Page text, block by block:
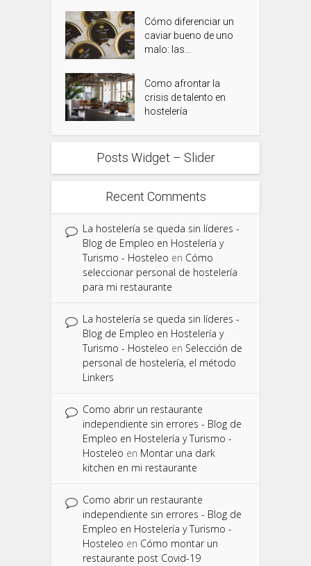
Cómo diferenciar un
caviar bueno de uno
malo: las...
Como afrontar la
crisis de talento en
hostelería
Posts Widget – Slider
Recent Comments
La hostelería se queda sin líderes -
Blog de Empleo en Hostelería y
Turismo - Hosteleo en Cómo
seleccionar personal de hostelería
para mi restaurante
La hostelería se queda sin líderes -
Blog de Empleo en Hostelería y
Turismo - Hosteleo en Selección de
personal de hostelería, el método
Linkers
Como abrir un restaurante
independiente sin errores - Blog de
Empleo en Hostelería y Turismo -
Hosteleo en Montar una dark
kitchen en mi restaurante
Como abrir un restaurante
independiente sin errores - Blog de
Empleo en Hostelería y Turismo -
Hosteleo en Cómo montar un
restaurante post Covid-19